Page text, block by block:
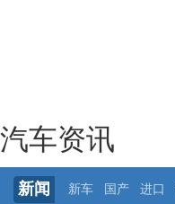
汽车资讯
新闻 新车 国产 进口